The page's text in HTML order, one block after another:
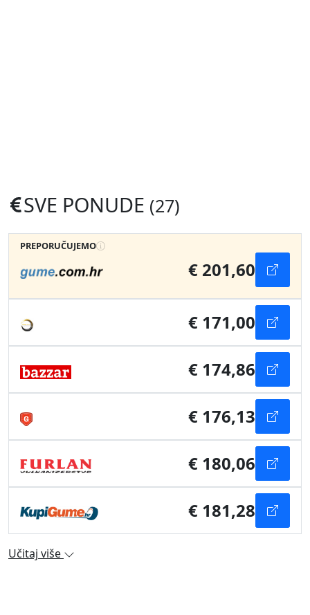
SVE PONUDE (27)
PREPORUČUJEMO
€ 201,60
€ 171,00
€ 174,86
€ 176,13
€ 180,06
€ 181,28
Učitaj više